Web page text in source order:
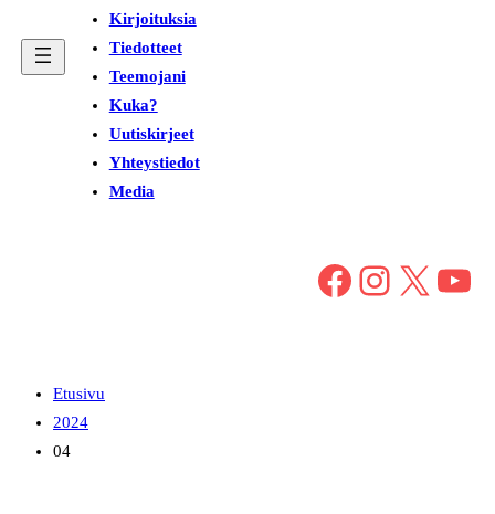
Kirjoituksia
Tiedotteet
Teemojani
Kuka?
Uutiskirjeet
Yhteystiedot
Media
Facebook Instagram X YouTube
Etusivu
2024
04